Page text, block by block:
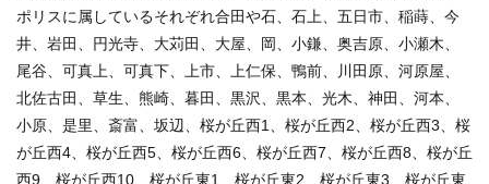
ポリスに属しているそれぞれ合田や石、石上、五日市、稲蒔、今
井、岩田、円光寺、大苅田、大屋、岡、小鎌、奥吉原、小瀬木、
尾谷、可真上、可真下、上市、上仁保、鴨前、川田原、河原屋、
北佐古田、草生、熊崎、暮田、黒沢、黒本、光木、神田、河本、
小原、是里、斎富、坂辺、桜が丘西1、桜が丘西2、桜が丘西3、桜
が丘西4、桜が丘西5、桜が丘西6、桜が丘西7、桜が丘西8、桜が丘
西9、桜が丘西10、桜が丘東1、桜が丘東2、桜が丘東3、桜が丘東